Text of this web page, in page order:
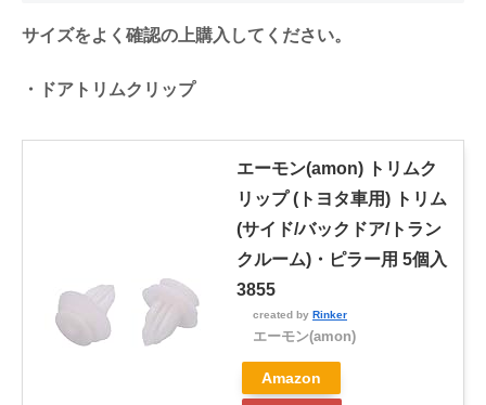
サイズをよく確認の上購入してください。
・ドアトリムクリップ
エーモン(amon) トリムク
リップ (トヨタ車用) トリム
(サイド/バックドア/トラン
クルーム)・ピラー用 5個入
3855
created by Rinker
エーモン(amon)
Amazon